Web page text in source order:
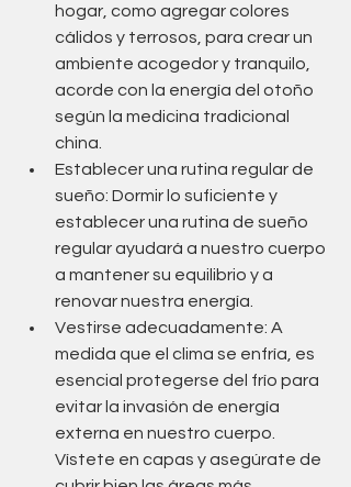
hogar, como agregar colores
cálidos y terrosos, para crear un
ambiente acogedor y tranquilo,
acorde con la energía del otoño
según la medicina tradicional
china.
Establecer una rutina regular de
sueño: Dormir lo suficiente y
establecer una rutina de sueño
regular ayudará a nuestro cuerpo
a mantener su equilibrio y a
renovar nuestra energía.
Vestirse adecuadamente: A
medida que el clima se enfría, es
esencial protegerse del frío para
evitar la invasión de energía
externa en nuestro cuerpo.
Vístete en capas y asegúrate de